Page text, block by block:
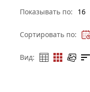
Показывать по: 16
Сортировать по:
Вид: